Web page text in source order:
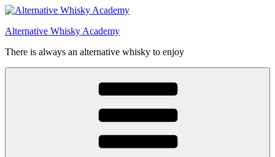
Videre
indhold
Alternative Whisky Academy
There is always an alternative whisky to enjoy